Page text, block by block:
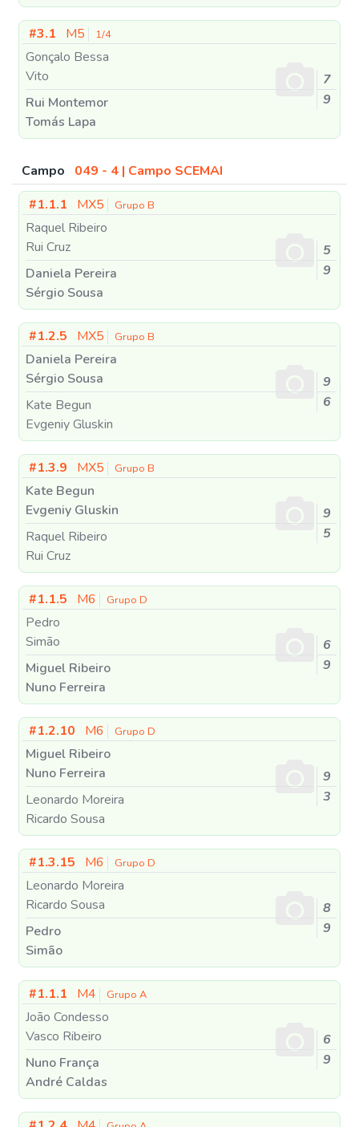
#3.1 M5 1/4
Gonçalo Bessa
Vito
Rui Montemor
Tomás Lapa
7
9
Campo
049 - 4 | Campo SCEMAI
#1.1.1
MX5 Grupo B
Raquel Ribeiro
Rui Cruz
Daniela Pereira
Sérgio Sousa
5
9
#1.2.5 MX5 Grupo B
Daniela Pereira
Sérgio Sousa
Kate Begun
Evgeniy Gluskin
9
6
#1.3.9 MX5 Grupo B
Kate Begun
Evgeniy Gluskin
Raquel Ribeiro
Rui Cruz
9
5
#1.1.5 M6 Grupo D
Pedro
Simão
Miguel Ribeiro
Nuno Ferreira
6
9
#1.2.10 M6 Grupo D
Miguel Ribeiro
Nuno Ferreira
Leonardo Moreira
Ricardo Sousa
9
3
#1.3.15 M6 Grupo D
Leonardo Moreira
Ricardo Sousa
Pedro
Simão
8
9
#1.1.1 M4 Grupo A
João Condesso
Vasco Ribeiro
Nuno França
André Caldas
6
9